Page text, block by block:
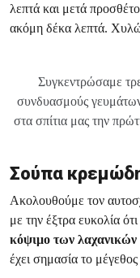
λεπτά και μετά
ακόμη δέκα λεπτά.
Συγκεντρώσαμε
συνδυασμούς
στα σπίτια μας την
Σούπα
Ακολουθούμε τον
με την έξτρα ευκολία ότι
κόψιμο των λαχανικών
έχει σημασία το